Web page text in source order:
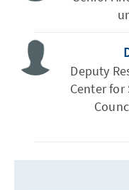
Deputy
Center for